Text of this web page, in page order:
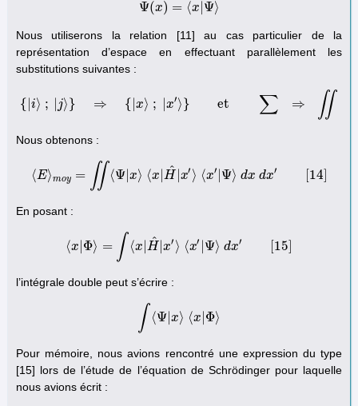
Ψ(x) = ⟨x Ψ⟩
Ψ(x )=⟨ x|Ψ ⟩
Nous utiliserons la relation [11] au cas particulier de la
représentation d’espace en effectuant parallèlement les
substitutions suivantes :
{ i⟩ ; j⟩ } ⇒ { x⟩ ; x′⟩ } et ∑ ⇒ ∬
; j⟩}⇒{ x⟩ ; x ∑ ⇒
Nous obtenons :
⟨E⟩moy = ∬ ⟨Ψ |x⟩ ⟨x |H
^ x′ ⟩ ⟨x′ Ψ⟩ dx dx′ 14
⟨E m o y=∬ ⟨Ψ| x⟩ ⟨ x|H ^|x ′⟩ ⟨x′| Ψ⟩ d x d x′[14
En posant :
⟨x Φ⟩ = ∫ ⟨x |H
^ |x′ ⟩ ⟨x′ Ψ⟩ dx′ 15
⟨x Φ ⟩=∫⟨ x|H ^|x ′⟩ ⟨x′| Ψ⟩ dx′[15
l’intégrale double peut s’écrire :
∫ ⟨Ψ| x⟩ ⟨x Φ⟩
∫⟨Ψ| x⟩ ⟨ x|Φ ⟩
Pour mémoire, nous avions rencontré une expression du type
[15] lors de l’étude de l’équation de Schrödinger pour laquelle
nous avions écrit :